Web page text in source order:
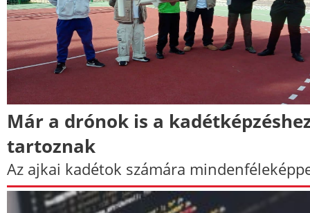
Már a drónok is a
tartoznak
Az ajkai kadétok számára